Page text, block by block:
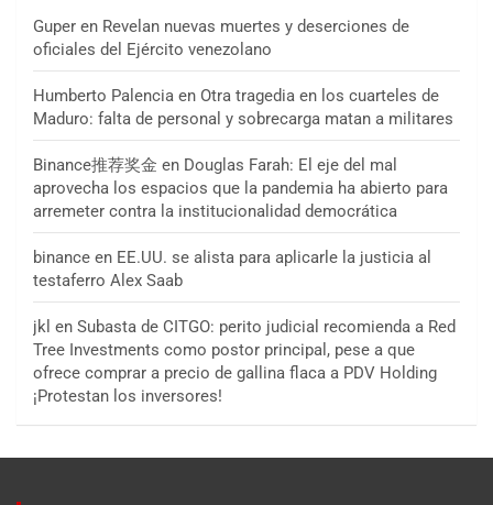
Guper en Revelan nuevas muertes y deserciones de
oficiales del Ejército venezolano
Humberto Palencia en Otra tragedia en los cuarteles de
Maduro: falta de personal y sobrecarga matan a militares
Binance推荐奖金 en Douglas Farah: El eje del mal
aprovecha los espacios que la pandemia ha abierto para
arremeter contra la institucionalidad democrática
binance en EE.UU. se alista para aplicarle la justicia al
testaferro Alex Saab
jkl en Subasta de CITGO: perito judicial recomienda a Red
Tree Investments como postor principal, pese a que
ofrece comprar a precio de gallina flaca a PDV Holding
¡Protestan los inversores!